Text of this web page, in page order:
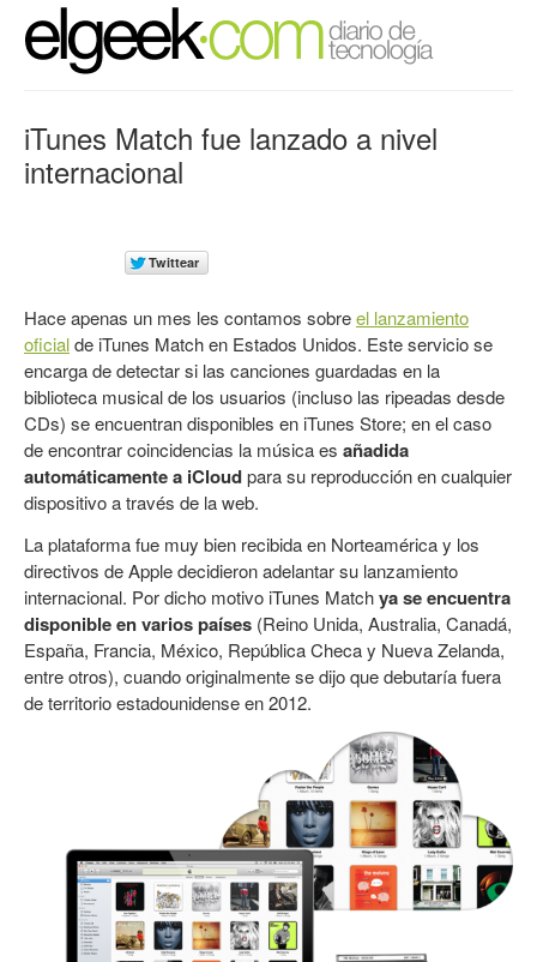
iTunes Match fue lanzado a nivel
internacional
Hace apenas un mes les contamos sobreel lanzamiento
oficialde iTunes Match en Estados Unidos. Este servicio se
encarga de detectar si las canciones guardadas en la
biblioteca musical de los usuarios (incluso las ripeadas desde
CDs) se encuentran disponibles en iTunes Store; en el caso
de encontrar coincidencias la música es añadida
automáticamente a iCloudpara su reproducción en cualquier
dispositivo a través de la web.
La plataforma fue muy bien recibida en Norteamérica y los
directivos de Apple decidieron adelantar su lanzamiento
internacional. Por dicho motivo iTunes Matchya se encuentra
disponible en varios países (Reino Unida, Australia, Canadá,
España, Francia, México, República Checa y Nueva Zelanda,
entre otros), cuando originalmente se dijo que debutaría fuera
de territorio estadounidense en 2012.